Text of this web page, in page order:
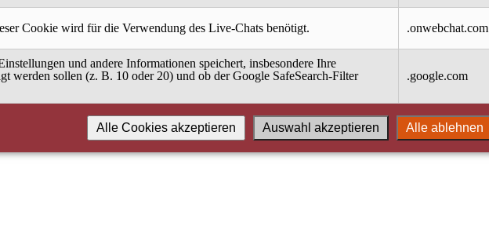
Cookie wird für die Verwendung des Live-Chats benötigt. .onwebchat.com
und andere Informationen speichert, insbesondere Ihre
werden sollen (z. B. 10 oder 20) und ob der Google SafeSearch-Filter
.google.com
Alle ablehnen
Auswahl akzeptieren
Alle Cookies akzeptieren